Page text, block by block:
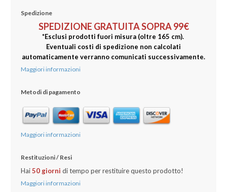
Spedizione
SPEDIZIONE GRATUITA SOPRA 99€
*Esclusi prodotti fuori misura (oltre 165 cm).
Eventuali costi di spedizione non calcolati
automaticamente verranno comunicati successivamente.
Maggiori informazioni
Metodi di pagamento
Maggiori informazioni
Restituzioni / Resi
Hai50 giorni di tempo per restituire questo prodotto!
Maggiori informazioni